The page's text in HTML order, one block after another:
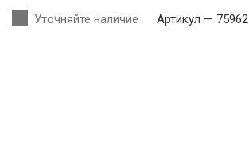
Уточняйте наличие Артикул — 75962